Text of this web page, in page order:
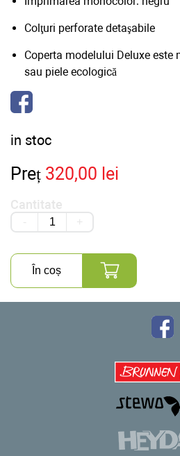
Colţuri perforate detaşabile
Coperta modelului Deluxe este
sau piele ecologică
in stoc
Preț 320,00 lei
Cantitate
- +
În coș